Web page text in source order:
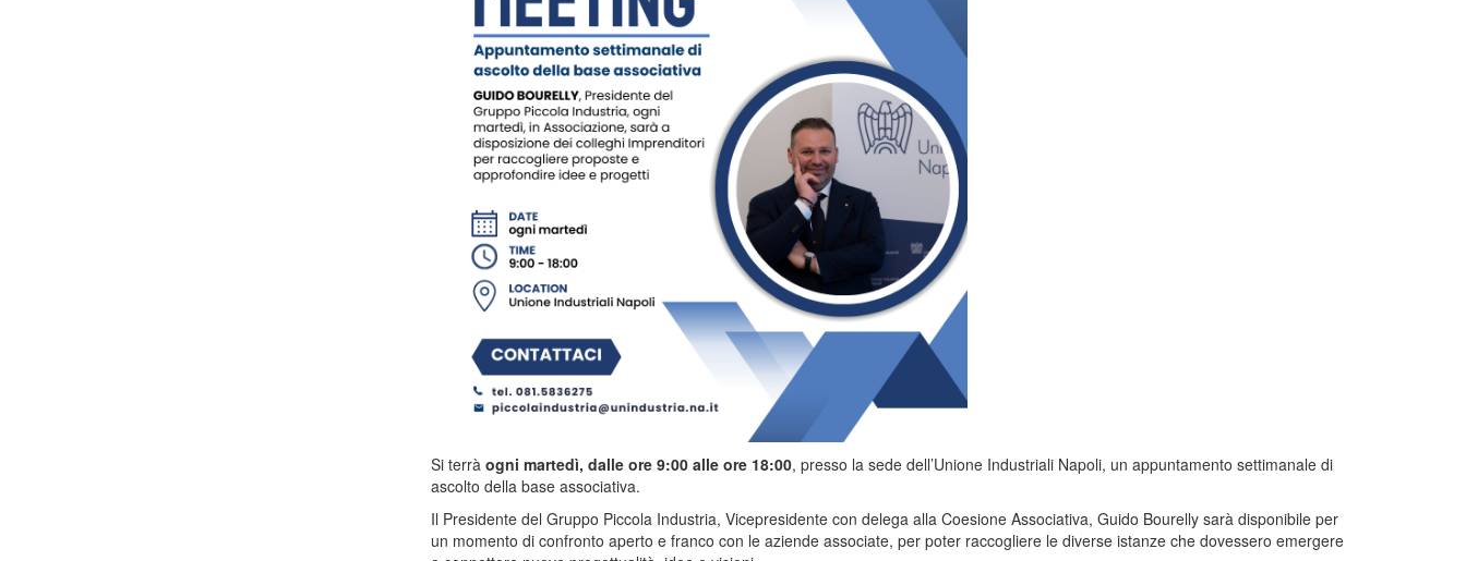
Si terrà ogni martedì, dalle ore 9:00 alle ore 18:00, presso la sede dell’Unione Industriali Napoli, un appuntamento settimanale di
ascolto della base associativa.
Il Presidente del Gruppo Piccola Industria, Vicepresidente con delega alla Coesione Associativa, Guido Bourelly sarà disponibile per
un momento di confronto aperto e franco con le aziende associate, per poter raccogliere le diverse istanze che dovessero emergere